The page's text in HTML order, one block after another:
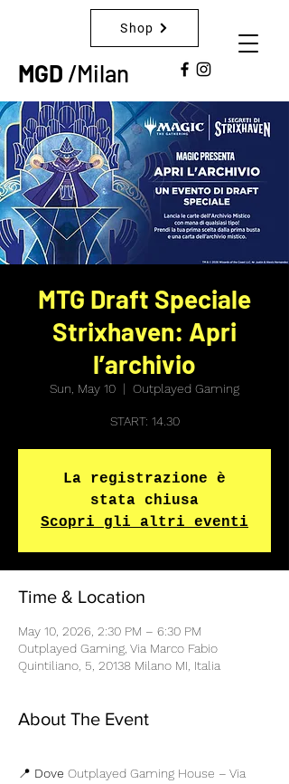
MGD /Milan
Shop
MTG Draft Speciale
Strixhaven: Apri
l’archivio
Sun, May 10
  |
Outplayed Gaming
START: 14.30
La registrazione è
stata chiusa
Scopri gli altri eventi
Time & Location
May 10, 2026, 2:30 PM – 6:30 PM
Outplayed Gaming, Via Marco Fabio
Quintiliano, 5, 20138 Milano MI, Italia
About The Event
📍 Dove Outplayed Gaming House – Via